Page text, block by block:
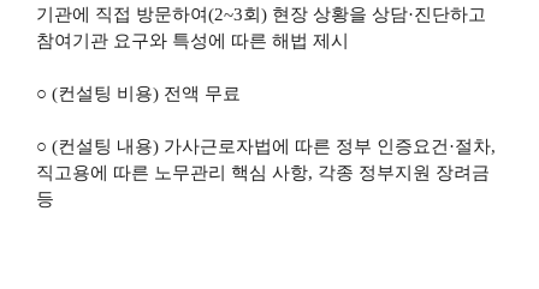
기관에 직접 방문하여(2~3회) 현장 상황을 상담·진단하고
참여기관 요구와 특성에 따른 해법 제시
○ (컨설팅 비용) 전액 무료
○ (컨설팅 내용) 가사근로자법에 따른 정부 인증요건·절차,
직고용에 따른 노무관리 핵심 사항, 각종 정부지원 장려금
등